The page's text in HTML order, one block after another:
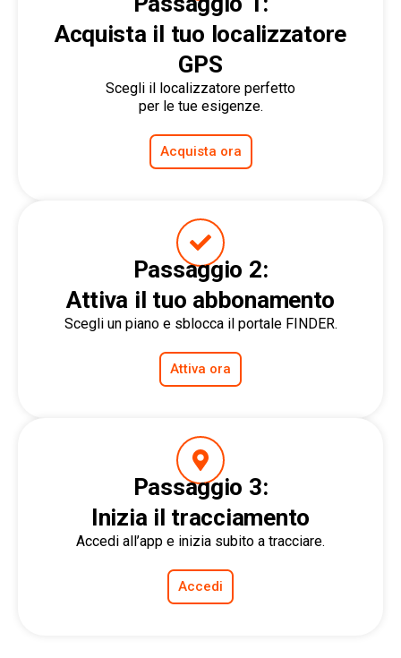
Acquista il tuo localizzatore
GPS
Scegli il localizzatore perfetto
per le tue esigenze.
Acquista ora
Passaggio 2:
Attiva il tuo abbonamento
Scegli un piano e sblocca il portale FINDER.
Attiva ora
Passaggio 3:
Inizia il tracciamento
Accedi all’app e inizia subito a tracciare.
Accedi